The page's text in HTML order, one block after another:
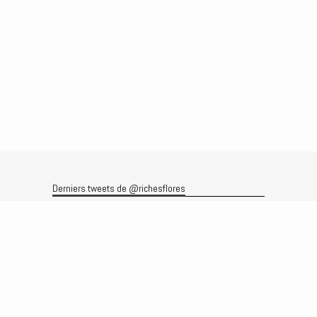
Derniers tweets de @richesflores